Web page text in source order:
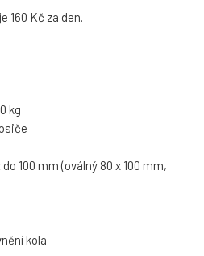
160 Kč za den.
kg
100 mm (oválný 80 x 100 mm,
kola